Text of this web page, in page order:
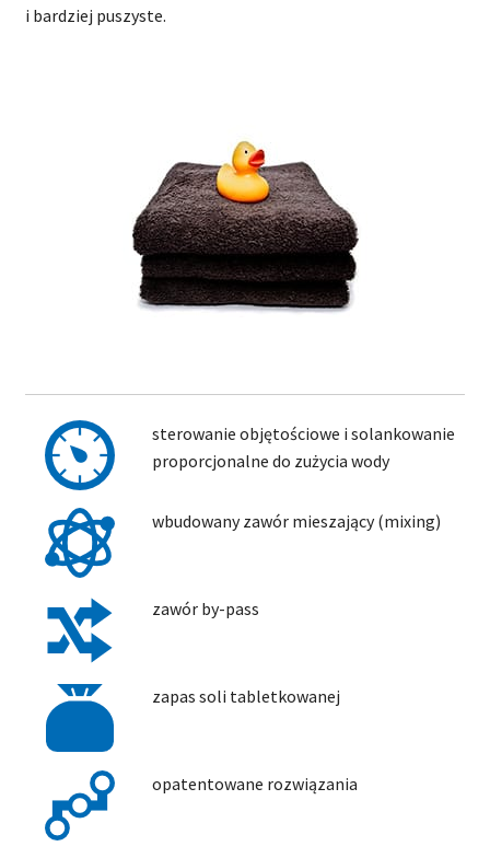
i bardziej puszyste.
sterowanie objętościowe i solankowanie
proporcjonalne do zużycia wody
wbudowany zawór mieszający (mixing)
zawór by-pass
zapas soli tabletkowanej
opatentowane rozwiązania